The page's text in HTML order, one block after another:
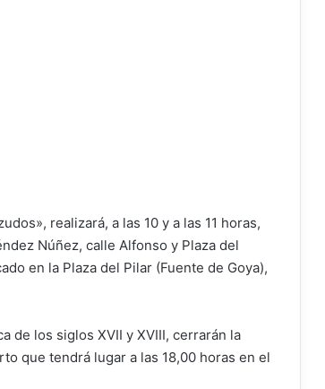
realizará, a las 10 y a las 11 horas,
Núñez, calle Alfonso y Plaza del
en la Plaza del Pilar (Fuente de Goya),
de los siglos XVII y XVIII, cerrarán la
que tendrá lugar a las 18,00 horas en el